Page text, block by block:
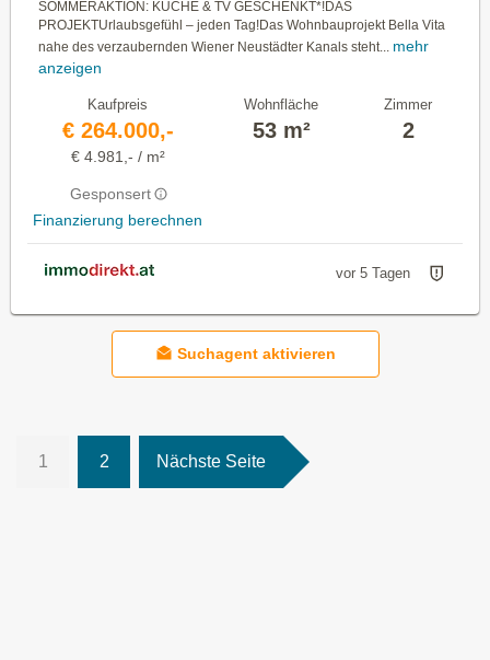
SOMMERAKTION: KÜCHE & TV GESCHENKT*!DAS
PROJEKTUrlaubsgefühl – jeden Tag!Das Wohnbauprojekt Bella Vita
nahe des verzaubernden Wiener Neustädter Kanals steht...
mehr
anzeigen
Kaufpreis
€ 264.000,-
€ 4.981,- / m²
Gesponsert
Finanzierung berechnen
Wohnfläche
53 m²
Zimmer
2
vor 5 Tagen
Suchagent aktivieren
1 2 Nächste Seite